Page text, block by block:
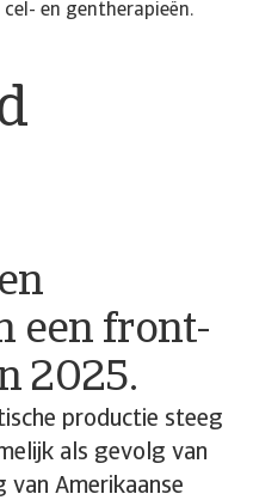
een front-
2025.
productie steeg
als gevolg van
Amerikaanse
en gentherapieën.